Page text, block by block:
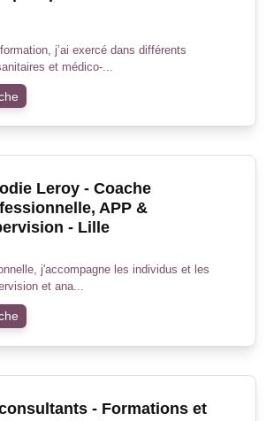
j’ai exercé dans différents
et médico-...
Leroy - Coache
APP &
- Lille
j'accompagne les individus et les
et ana...
- Formations et